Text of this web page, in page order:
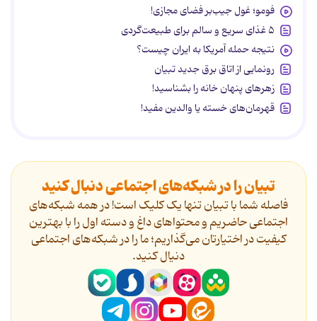
فومو؛ غول جیب‌بر فضای مجازی!
۵ غذای سریع و سالم برای طبیعت‌گردی
نتیجه حمله آمریکا به ایران چیست؟
رونمایی از اتاق برق جدید تبیان
زهرهای پنهان خانه را بشناسید!
قهرمان‌های خسته یا والدین مفید!
تبیان را در شبکه‌های اجتماعی دنبال کنید
فاصله شما با تبیان تنها یک کلیک است! در همه شبکه‌های
اجتماعی حاضریم و محتواهای داغ و دسته اول را با بهترین
کیفیت در اختیارتان می‌گذاریم؛ ما را در شبکه‌های اجتماعی
دنیال کنید.